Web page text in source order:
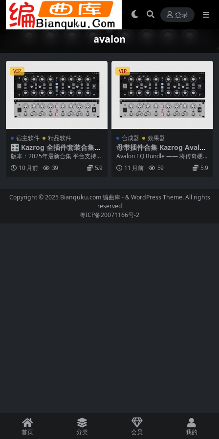
登录
avalon
VIP
宿主软件 精品软件
🎛️ Kazrog 全插件套装合集
（Avalon / KClip / MHB / R
etro / True Dynamics）Win
/ Mac / Linux
版本：2025年最新合集 平台支持：
Windows / macOS / Linu...
10 月前 39 5.9
VIP
合成器 效果器
母带插件合集 Kazrog Avalon
EQ Bundle v1.0.0 WiN MAC
Avalon EQ Bundle —— 将传奇硬
件带入你的DAW 传奇双子星 E...
11 月前 59 5.9
Copyright © 2025 Bianquku.com编曲库- & WordPress Theme. All rights
reserved
粤ICP备20071166号-2
首页 分类 会员 我的